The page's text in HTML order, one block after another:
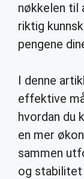
nøkkelen til
riktig
pengene
I denne
effektive
hvordan du
en mer
sammen
og stabilitet